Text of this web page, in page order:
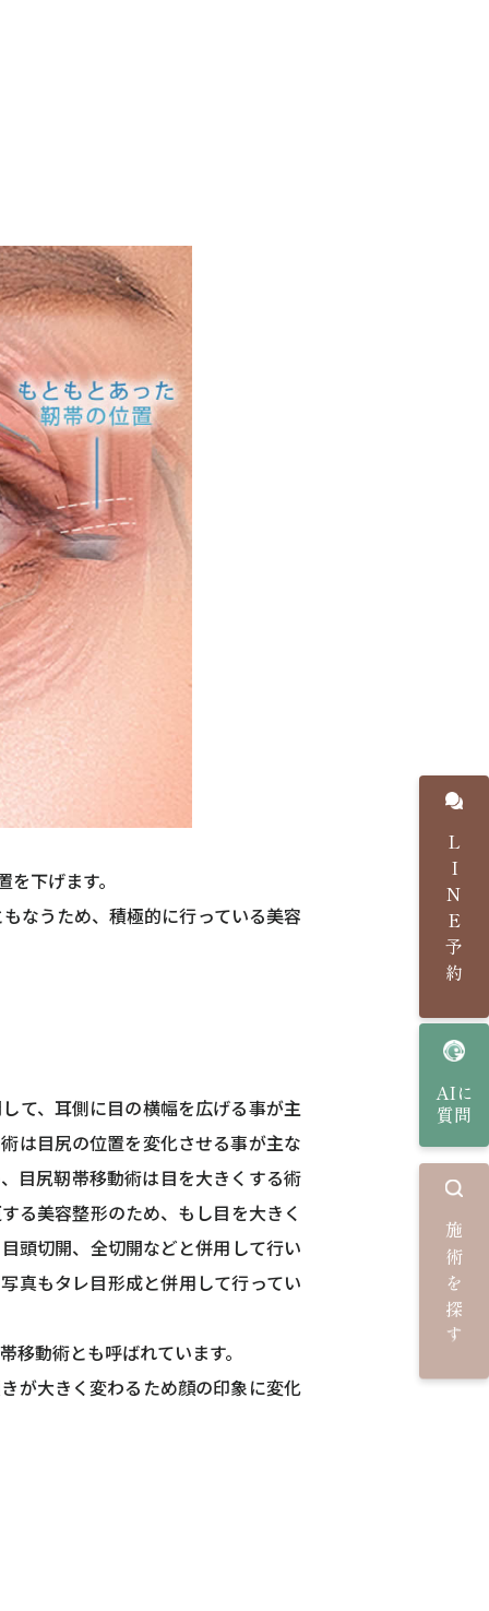
下げます。
なうため、積極的に行っている美容
て、耳側に目の横幅を広げる事が主
は目尻の位置を変化させる事が主な
目尻靭帯移動術は目を大きくする術
る美容整形のため、もし目を大きく
頭切開、全切開などと併用して行い
真もタレ目形成と併用して行ってい
移動術とも呼ばれています。
が大きく変わるため顔の印象に変化
LINE予約
AIに
質問
施術を探す